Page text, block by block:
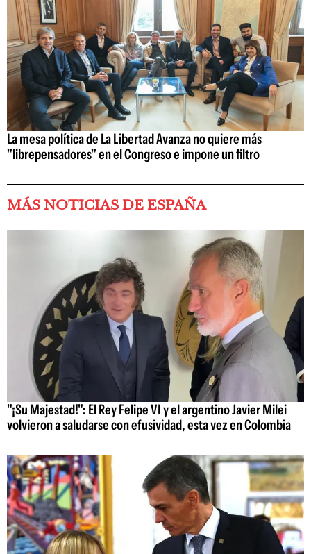
La mesa política de La Libertad Avanza no quiere más
"librepensadores" en el Congreso e impone un filtro
MÁS NOTICIAS DE ESPAÑA
"¡Su Majestad!": El Rey Felipe VI y el argentino Javier Milei
volvieron a saludarse con efusividad, esta vez en Colombia